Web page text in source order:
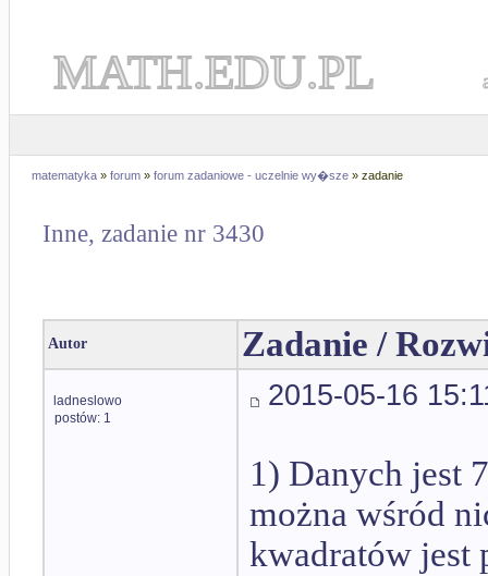
MATH.EDU.PL
matematyka » forum » forum zadaniowe - uczelnie wy�sze » zadanie
Inne, zadanie nr 3430
Autor Zadanie /
ladneslowo
postów: 1
2015-05-16
1) Danych jest
można wśród
kwadratów jest